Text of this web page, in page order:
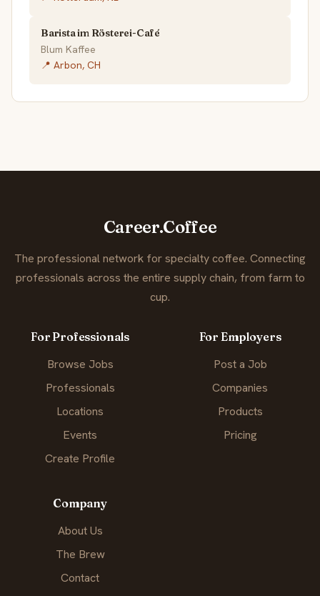
Barista im Rösterei-Café
Blum Kaffee
📍 Arbon, CH
Career.Coffee
The professional network for specialty coffee. Connecting
professionals across the entire supply chain, from farm to
cup.
For Professionals
Browse Jobs
Professionals
Locations
Events
Create Profile
For Employers
Post a Job
Companies
Products
Pricing
Company
About Us
The Brew
Contact